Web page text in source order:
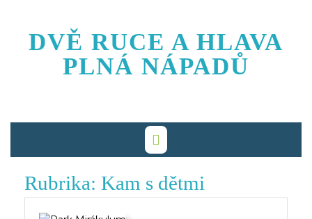
content
DVĚ RUCE A HLAVA
PLNÁ NÁPADŮ
Rubrika: Kam s dětmi